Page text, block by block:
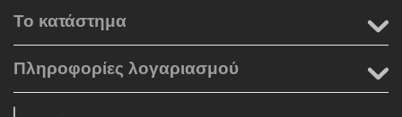
Το κατάστημα
Πληροφορίες λογαριασμού